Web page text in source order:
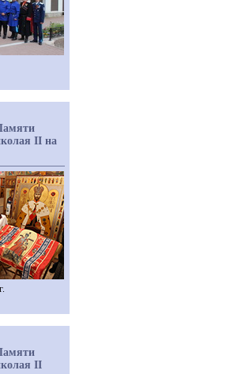
II на
II